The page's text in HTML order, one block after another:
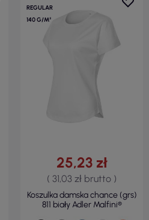
REGULAR
140 G/M²
25,23 zł
( 31,03 zł brutto )
Koszulka damska chance (grs)
811 biały Adler Malfini®